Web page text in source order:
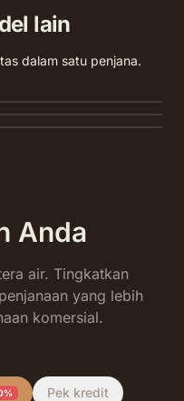
lain
dalam satu penjana.
Anda
air. Tingkatkan
yang lebih
komersial.
Pek kredit